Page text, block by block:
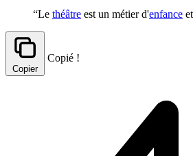
“Le théâtre est un métier d'enfance
Copier
Copié !